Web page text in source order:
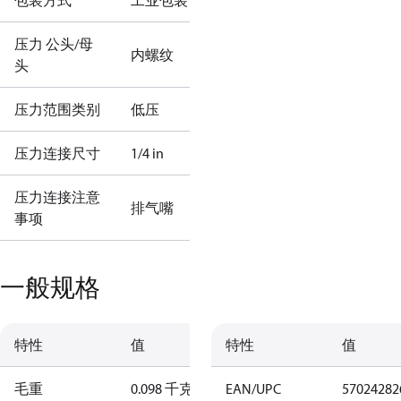
压力 公头/母
头
内螺纹
压力范围类别 低压
压力连接尺寸 1/4 in
压力连接注意
事项
排气嘴
一般规格
特性 值
毛重 0.098 千克
特性 值
EAN/UPC